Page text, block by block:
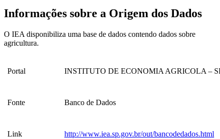
Informações sobre a Origem dos Dados
O IEA disponibiliza uma base de dados contendo dados sobre
agricultura.
Portal INSTITUTO DE ECONOMIA AGRICOLA –
Fonte Banco de Dados
Link http://www.iea.sp.gov.br/out/bancodedados.html